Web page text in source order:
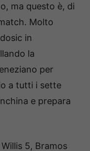
ma questo è, di
Molto
in
la
per
a tutti i sette
e prepara
5, Bramos